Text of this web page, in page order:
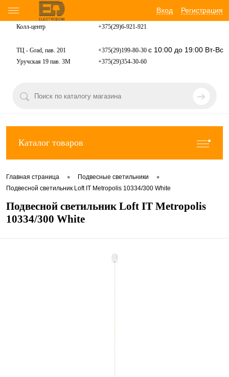
Вход Регистрация
Колл-центр +375(29)6-921-921
ТЦ - Grad, пав. 201 +375(29)199-80-30 с 10:00 до 19:00 Вт-Вс
Уручская 19 пав. 3М +375(29)354-30-60
Каталог товаров
Главная страница • Подвесные светильники •
Подвесной светильник Loft IT Metropolis 10334/300 White
Подвесной светильник Loft IT Metropolis
10334/300 White